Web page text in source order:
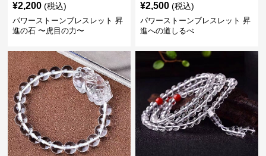
¥2,200 (税込)
パワーストーンブレスレット 昇
進の石 〜虎目の力〜
¥2,500 (税込)
パワーストーンブレスレット 昇
進への道しるべ